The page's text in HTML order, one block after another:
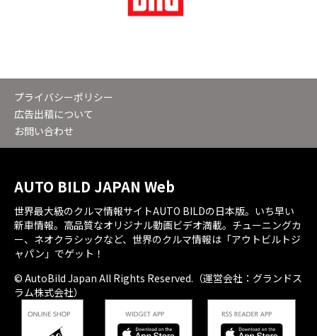
プライバシーポリシー
広告出稿について
お問い合わせ
AUTO BILD JAPAN Web
世界最大級のクルマ情報サイトAUTO BILDの日本版。いち早い
新車情報。高品質なオリジナル動画ビデオ満載。チューニングカ
ー、ネオクラシックなど、世界のクルマ情報は「アウトビルトジ
ャパン」でゲット！
© AutoBild Japan All Rights Reserved.（運営会社：グランドス
ラム株式会社）